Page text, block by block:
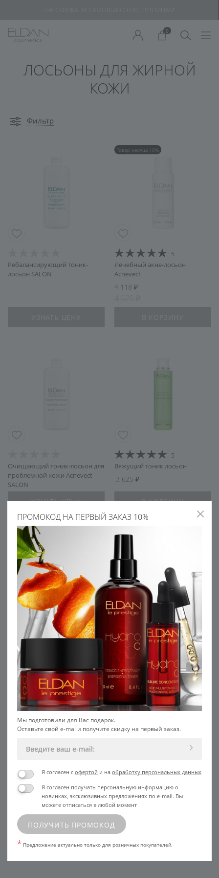
0
ЛОСЬОНЫ ДЛЯ ЖИРНОЙ
КОЖИ
Фильтр
Ребалансирующий тоник-
лосьон SALON
Товар месяца 10%
5
Лечебный акне-лосьон
Acnevect
4 118
Очищающий тоник-лосьон для
проблемной кожи Acnevect
SALON
УЗНАТЬ ЦЕНУ
5
Вяжущий тоник лосьон
3 625
В КОРЗИНУ
Вяжущий тоник-лосьон SALON
УЗНАТЬ ЦЕНУ
Очищающий тоник-лосьон для
проблемной кожи Acnevect
4 285
В КОРЗИНУ
Жирная кожа требует особого подхода: избыточная
блеску, расширенным порам, чёрным точкам и
воспалениям. Правильно подобранный лосьон для
жирной кожи лица завершает очищение,
восстанавливает pH, сужает поры и готовит кожу лица к
нанесению сыворотки или крема. Это не
дополнительный, а обязательный этап ухода, от которого
во многом зависит результат.
ПРОМОКОД НА ПЕРВЫЙ ЗАКАЗ 10%
Мы подготовили для Вас подарок.
Оставьте свой e-mai и получите скидку на первый заказ.
Я согласен с офертой и на обработку персональных данных
Я согласен получать персональную информацию о
новинках, эксклюзивных предложениях по e-mail. Вы
можете отписаться в любой момент
ПОЛУЧИТЬ ПРОМОКОД
* Предложение актуально только для розничных покупателей.